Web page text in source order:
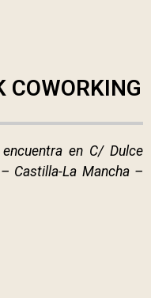
COWORKING
en C/ Dulce
Castilla-La Mancha –